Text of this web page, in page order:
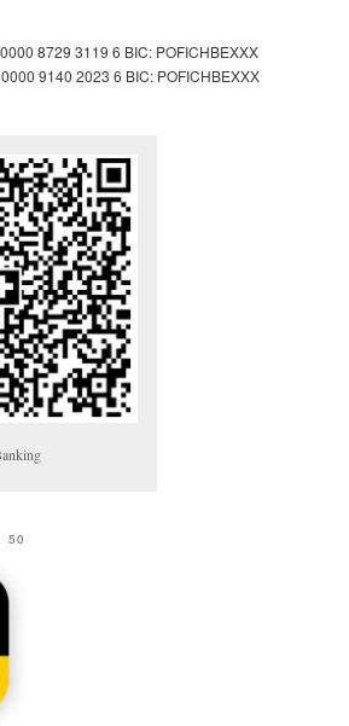
8729 3119 6 BIC: POFICHBEXXX
9140 2023 6 BIC: POFICHBEXXX
50